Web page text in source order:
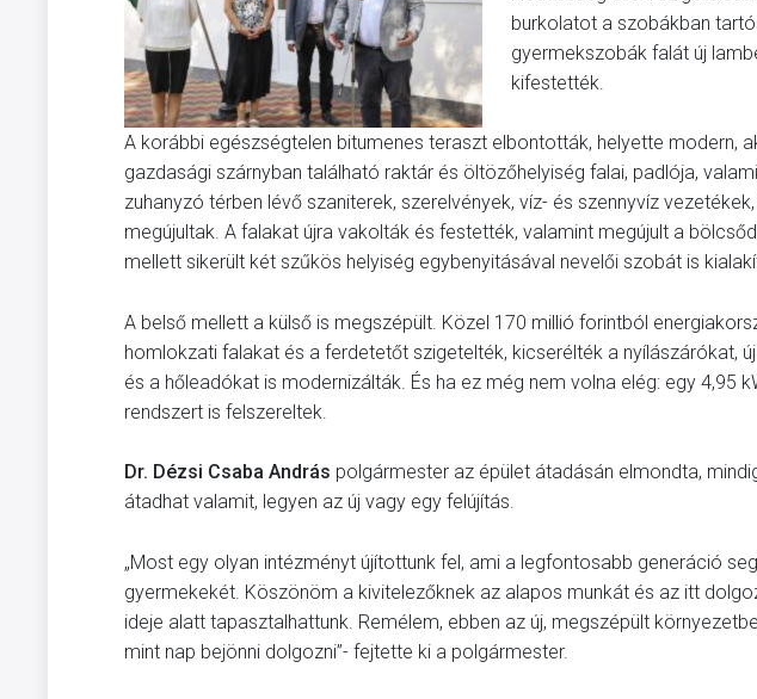
burkolatot a szobákban
gyermekszobák falát új
kifestették.
A korábbi egészségtelen bitumenes teraszt elbontották, helyette modern,
gazdasági szárnyban található raktár és öltözőhelyiség falai, padlója,
zuhanyzó térben lévő szaniterek, szerelvények, víz- és szennyvíz
megújultak. A falakat újra vakolták és festették, valamint megújult a
mellett sikerült két szűkös helyiség egybenyitásával nevelői szobát is
A belső mellett a külső is megszépült. Közel 170 millió forintból
homlokzati falakat és a ferdetetőt szigetelték, kicserélték a nyílászárókat,
és a hőleadókat is modernizálták. És ha ez még nem volna elég: egy 4,95
rendszert is felszereltek.
Dr. Dézsi Csaba András polgármester az épület átadásán elmondta,
átadhat valamit, legyen az új vagy egy felújítás.
„Most egy olyan intézményt újítottunk fel, ami a legfontosabb generáció
gyermekekét. Köszönöm a kivitelezőknek az alapos munkát és az itt
ideje alatt tapasztalhattunk. Remélem, ebben az új, megszépült
mint nap bejönni dolgozni”- fejtette ki a polgármester.